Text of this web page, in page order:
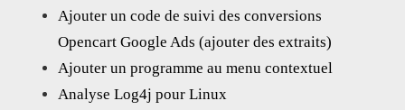
Ajouter un code de suivi des conversions
Opencart Google Ads (ajouter des extraits)
Ajouter un programme au menu contextuel
Analyse Log4j pour Linux